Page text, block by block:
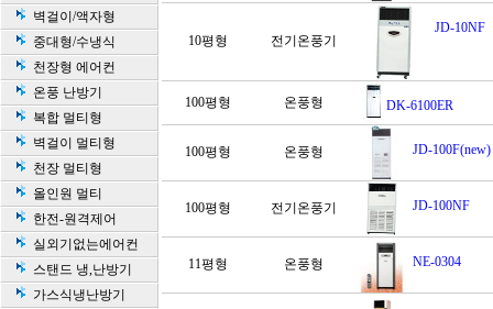
벽걸이/액자형
중대형/수냉식
천장형 에어컨
온풍 난방기
복합 멀티형
벽걸이 멀티형
천장 멀티형
올인원 멀티
한전-원격제어
실외기없는에어컨
스탠드 냉,난방기
가스식냉난방기
10평형 전기온풍기
JD-10NF
100평형 온풍형 DK-6100ER
100평형 온풍형 JD-100F(new)
100평형 전기온풍기 JD-100NF
11평형 온풍형 NE-0304